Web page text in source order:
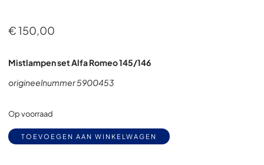
€150,00
Mistlampen set Alfa Romeo 145/146
origineelnummer 5900453
Op voorraad
TOEVOEGEN AAN WINKELWAGEN